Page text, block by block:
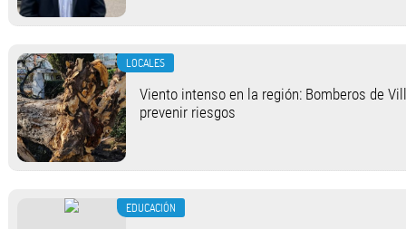
LOCALES
Viento intenso en la región: Bomberos de
prevenir riesgos
EDUCACIÓN